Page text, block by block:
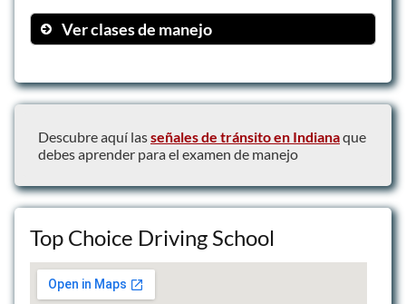
Ver clases de manejo
CDL Refresher Course
Descubre aquí lasseñales de tránsito en Indianaque
debes aprender para el examen de manejo
Top Choice Driving School